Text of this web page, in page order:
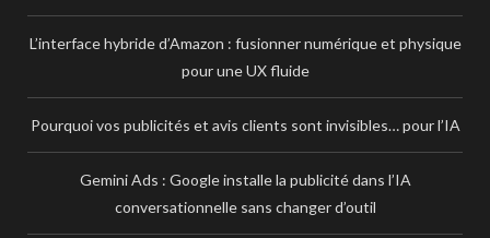
L’interface hybride d’Amazon : fusionner numérique et physique
pour une UX fluide
Pourquoi vos publicités et avis clients sont invisibles… pour l’IA
Gemini Ads : Google installe la publicité dans l’IA
conversationnelle sans changer d’outil